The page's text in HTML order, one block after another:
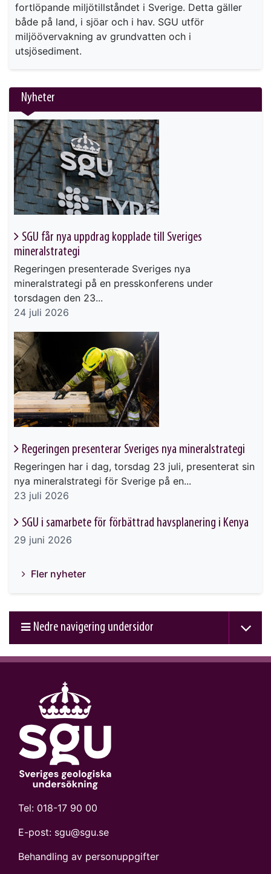
fortlöpande miljötillståndet i Sverige. Detta gäller
både på land, i sjöar och i hav. SGU utför
miljöövervakning av grundvatten och i
utsjösediment.
Nyheter
SGU får nya uppdrag kopplade till Sveriges
mineralstrategi
Regeringen presenterade Sveriges nya
mineralstrategi på en presskonferens under
torsdagen den 23...
24 juli 2026
Regeringen presenterar Sveriges nya mineralstrategi
Regeringen har i dag, torsdag 23 juli, presenterat sin
nya mineralstrategi för Sverige på en...
23 juli 2026
SGU i samarbete för förbättrad havsplanering i Kenya
29 juni 2026
Fler nyheter
Nedre navigering undersidor
Tel: 018-17 90 00
E-post: sgu@sgu.se
Behandling av personuppgifter